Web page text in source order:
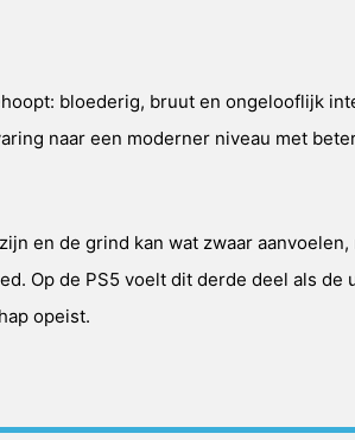
bloederig, bruut en ongelooflijk
naar een moderner niveau met
en de grind kan wat zwaar
Op de PS5 voelt dit derde deel als
opeist.